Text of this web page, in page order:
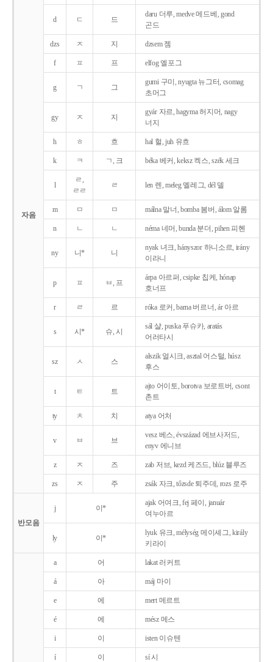
자음
d ㄷ 드
daru 더루, medve 메드베, gond
곤드
dzs ㅈ 지 dzsem 젬
f ㅍ 프 elfog 엘포그
g ㄱ 그
gumi 구미, nyugta 뉴그터, csomag
초머그
gy ㅈ 지
gyár 자르, hagyma 허지머, nagy
너지
h ㅎ 흐 hal 헐, juh 유흐
k ㅋ ㄱ, 크 béka 베커, keksz 켁스, szék 세크
l
ㄹ,
ㄹㄹ
ㄹ len 렌, meleg 멜레그, dél 델
m ㅁ ㅁ málna 말너, bomba 봄버, álom 알롬
n ㄴ ㄴ néma 네머, bunda 분더, pihen 피헨
ny 니* 니
nyak 녀크, hányszor 하니소르, irány
이라니
p ㅍ ㅂ, 프
árpa 아르퍼, csipke 칩케, hónap
호너프
r ㄹ 르 róka 로커, barna 버르너, ár 아르
s 시* 슈, 시
sál 샬, puska 푸슈카, aratás
어러타시
sz ㅅ 스
alszik 얼시크, asztal 어스털, húsz
후스
t ㅌ 트
ajto 어이토, borotva 보로트버, csont
촌트
ty ㅊ 치 atya 어처
v ㅂ 브
vesz 베스, évszázad 에브사저드,
enyv 에니브
z ㅈ 즈 zab 저브, kezd 케즈드, blúz 블루즈
zs ㅈ 주 zsák 자크, tőzsde 퇴주데, rozs 로주
반모음
j 이*
ajak 어여크, fej 페이, január
여누아르
ly 이*
lyuk 유크, mélység 메이셰그, király
키라이
a 어 lakat 러커트
á 아 máj 마이
e 에 mert 메르트
é 에 mész 메스
i 이 isten 이슈텐
í 이 sí 시